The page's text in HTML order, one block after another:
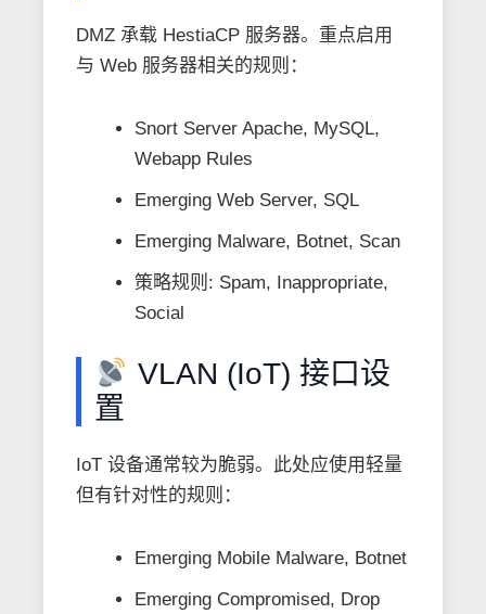
DMZ 承载 HestiaCP 服务器。重点启用
与 Web 服务器相关的规则：
Snort Server Apache, MySQL,
Webapp Rules
Emerging Web Server, SQL
Emerging Malware, Botnet, Scan
策略规则: Spam, Inappropriate,
Social
VLAN (IoT) 接口设
置
IoT 设备通常较为脆弱。此处应使用轻量
但有针对性的规则：
Emerging Mobile Malware, Botnet
Emerging Compromised, Drop